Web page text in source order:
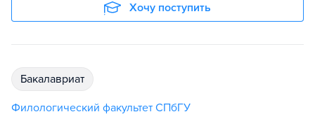
Хочу поступить
бакалавриат
Филологический факультет СПбГУ